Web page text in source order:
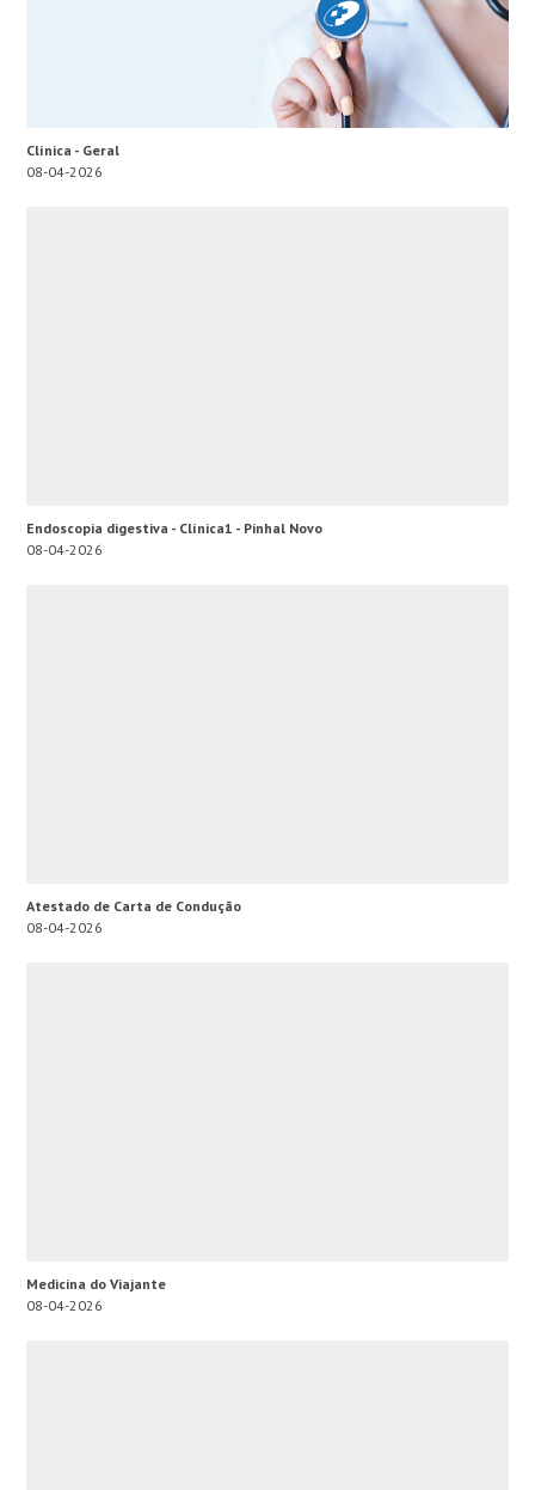
Clínica - Geral
08-04-2026
Endoscopia digestiva - Clínica1 - Pinhal Novo
08-04-2026
Atestado de Carta de Condução
08-04-2026
Medicina do Viajante
08-04-2026